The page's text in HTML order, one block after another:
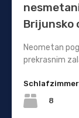
Brijunsko
Neometan
prekrasnim
Schlafzimmer
8